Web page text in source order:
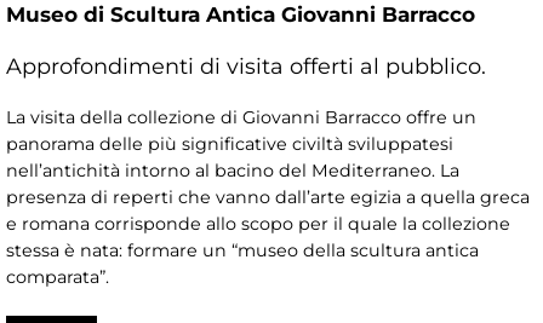
Museo di Scultura Antica Giovanni Barracco
Approfondimenti di visita offerti al pubblico.
La visita della collezione di Giovanni Barracco offre un
panorama delle più significative civiltà sviluppatesi
nell’antichità intorno al bacino del Mediterraneo. La
presenza di reperti che vanno dall’arte egizia a quella greca
e romana corrisponde allo scopo per il quale la collezione
stessa è nata: formare un “museo della scultura antica
comparata”.